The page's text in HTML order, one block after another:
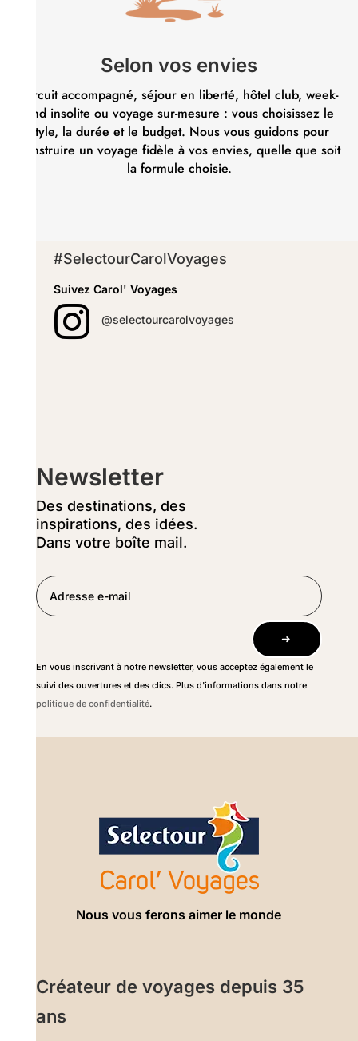
Selon vos envies
Circuit accompagné, séjour en liberté, hôtel club, week-
end insolite ou voyage sur-mesure : vous choisissez le
style, la durée et le budget. Nous vous guidons pour
construire un voyage fidèle à vos envies, quelle que soit
la formule choisie.
#SelectourCarolVoyages
Suivez Carol' Voyages
 @selectourcarolvoyages
Newsletter
Des destinations, des
inspirations, des idées.
Dans votre boîte mail.
➜
En vous inscrivant à notre newsletter, vous acceptez également le
suivi des ouvertures et des clics. Plus d'informations dans notre
politique de confidentialité.
Nous vous ferons aimer le monde
Créateur de voyages depuis 35
ans